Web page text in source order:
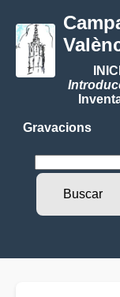
Gravacions